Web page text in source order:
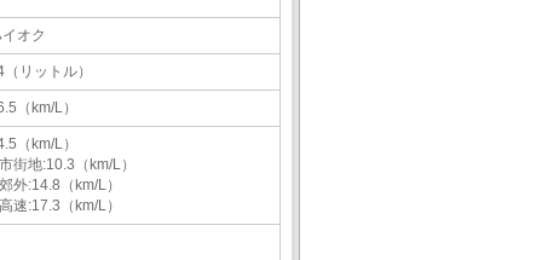
オク
（リットル）
（km/L）
（km/L）
街地:10.3（km/L）
外:14.8（km/L）
速:17.3（km/L）